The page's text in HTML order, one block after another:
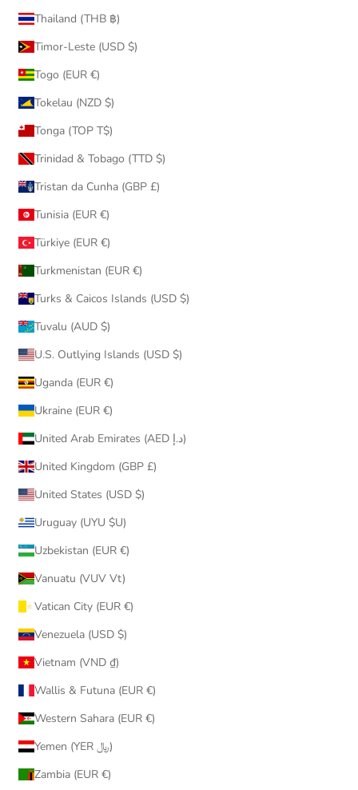
Thailand (THB ฿)
Timor-Leste (USD $)
Togo (EUR €)
Tokelau (NZD $)
Tonga (TOP T$)
Trinidad & Tobago (TTD $)
Tristan da Cunha (GBP £)
Tunisia (EUR €)
Türkiye (EUR €)
Turkmenistan (EUR €)
Turks & Caicos Islands (USD $)
Tuvalu (AUD $)
U.S. Outlying Islands (USD $)
Uganda (EUR €)
Ukraine (EUR €)
United Arab Emirates (AED د.إ)
United Kingdom (GBP £)
United States (USD $)
Uruguay (UYU $U)
Uzbekistan (EUR €)
Vanuatu (VUV Vt)
Vatican City (EUR €)
Venezuela (USD $)
Vietnam (VND ₫)
Wallis & Futuna (EUR €)
Western Sahara (EUR €)
Yemen (YER ﷼)
Zambia (EUR €)